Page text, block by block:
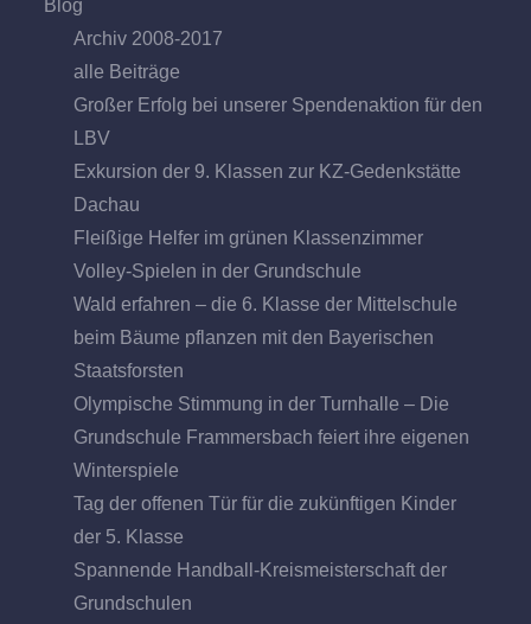
Blog
Archiv 2008-2017
alle Beiträge
Großer Erfolg bei unserer Spendenaktion für den
LBV
Exkursion der 9. Klassen zur KZ-Gedenkstätte
Dachau
Fleißige Helfer im grünen Klassenzimmer
Volley-Spielen in der Grundschule
Wald erfahren – die 6. Klasse der Mittelschule
beim Bäume pflanzen mit den Bayerischen
Staatsforsten
Olympische Stimmung in der Turnhalle – Die
Grundschule Frammersbach feiert ihre eigenen
Winterspiele
Tag der offenen Tür für die zukünftigen Kinder
der 5. Klasse
Spannende Handball-Kreismeisterschaft der
Grundschulen